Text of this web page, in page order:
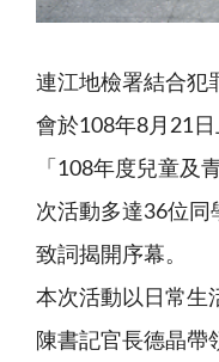
連江地檢署結合犯
會於108年8月21
「108年度兒童及
次活動多達36位同
致詞揭開序幕。
本次活動以日常生
陳書記官長德晶帶